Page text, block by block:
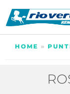
HOME »